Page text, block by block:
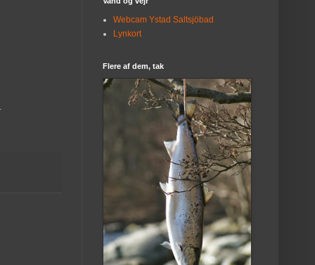
Webcam Ystad Saltsjöbad
Lynkort
Flere af dem, tak